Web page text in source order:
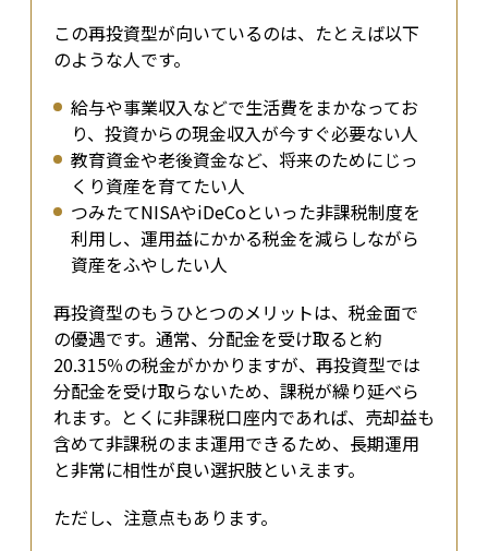
この再投資型が向いているのは、たとえば以下
のような人です。
給与や事業収入などで生活費をまかなってお
り、投資からの現金収入が今すぐ必要ない人
教育資金や老後資金など、将来のためにじっ
くり資産を育てたい人
つみたてNISAやiDeCoといった非課税制度を
利用し、運用益にかかる税金を減らしながら
資産をふやしたい人
再投資型のもうひとつのメリットは、税金面で
の優遇です。通常、分配金を受け取ると約
20.315％の税金がかかりますが、再投資型では
分配金を受け取らないため、課税が繰り延べら
れます。とくに非課税口座内であれば、売却益も
含めて非課税のまま運用できるため、長期運用
と非常に相性が良い選択肢といえます。
ただし、注意点もあります。